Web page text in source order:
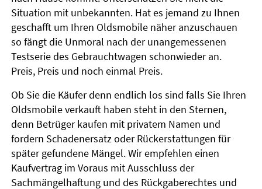
Situation mit unbekannten. Hat es jemand zu Ihnen
geschafft um Ihren Oldsmobile näher anzuschauen
so fängt die Unmoral nach der unangemessenen
Testserie des Gebrauchtwagen schonwieder an.
Preis, Preis und noch einmal Preis.
Ob Sie die Käufer denn endlich los sind falls Sie Ihren
Oldsmobile verkauft haben steht in den Sternen,
denn Betrüger kaufen mit privatem Namen und
fordern Schadenersatz oder Rückerstattungen für
später gefundene Mängel. Wir empfehlen einen
Kaufvertrag im Voraus mit Ausschluss der
Sachmängelhaftung und des Rückgaberechtes und